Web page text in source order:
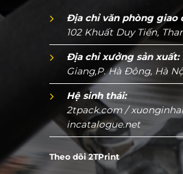
Địa chỉ văn phòng giao
102 Khuất Duy Tiến,
Địa chỉ xưởng sản xuất:
Giang,P. Hà Đông, Hà
Hệ sinh thái:
2tpack.com /
incatalogue.net
Theo dõi 2TPrint